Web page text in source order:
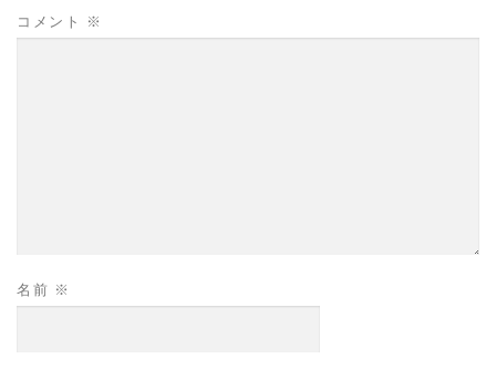
コメント ※
名前 ※